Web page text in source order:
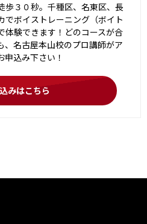
歩３０秒。千種区、名東区、長
でボイストレーニング（ボイト
体験できます！どのコースが合
、名古屋本山校のプロ講師がア
申込み下さい！
みはこちら